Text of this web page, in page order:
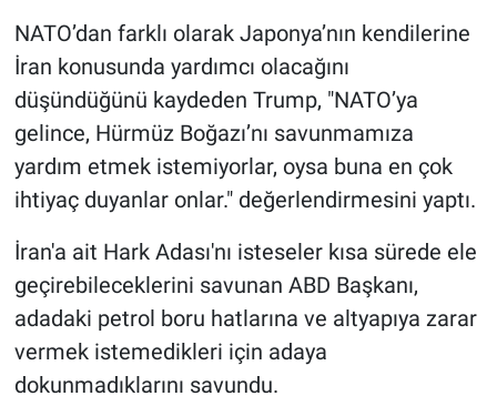
NATO’dan farklı olarak Japonya’nın kendilerine
İran konusunda yardımcı olacağını
düşündüğünü kaydeden Trump, "NATO’ya
gelince, Hürmüz Boğazı’nı savunmamıza
yardım etmek istemiyorlar, oysa buna en çok
ihtiyaç duyanlar onlar." değerlendirmesini yaptı.
İran'a ait Hark Adası'nı isteseler kısa sürede ele
geçirebileceklerini savunan ABD Başkanı,
adadaki petrol boru hatlarına ve altyapıya zarar
vermek istemedikleri için adaya
dokunmadıklarını savundu.